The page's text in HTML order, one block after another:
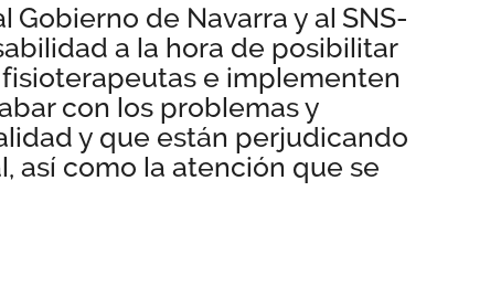
de Navarra y al SNS-
a la hora de posibilitar
e implementen
con los problemas y
y que están perjudicando
así como la atención que se